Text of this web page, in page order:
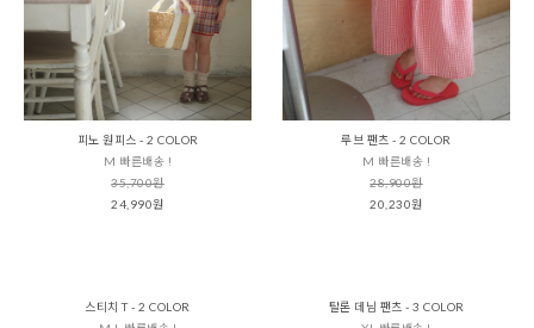
피노 원피스 - 2 COLOR
M 빠른배송 !
35,700원
24,990원
루브 팬츠 - 2 COLOR
M 빠른배송 !
28,900원
20,230원
스티치 T - 2 COLOR
탈론 데님 팬츠 - 3 COLOR